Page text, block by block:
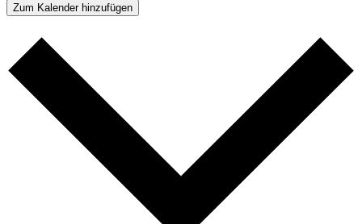
Zum Kalender hinzufügen